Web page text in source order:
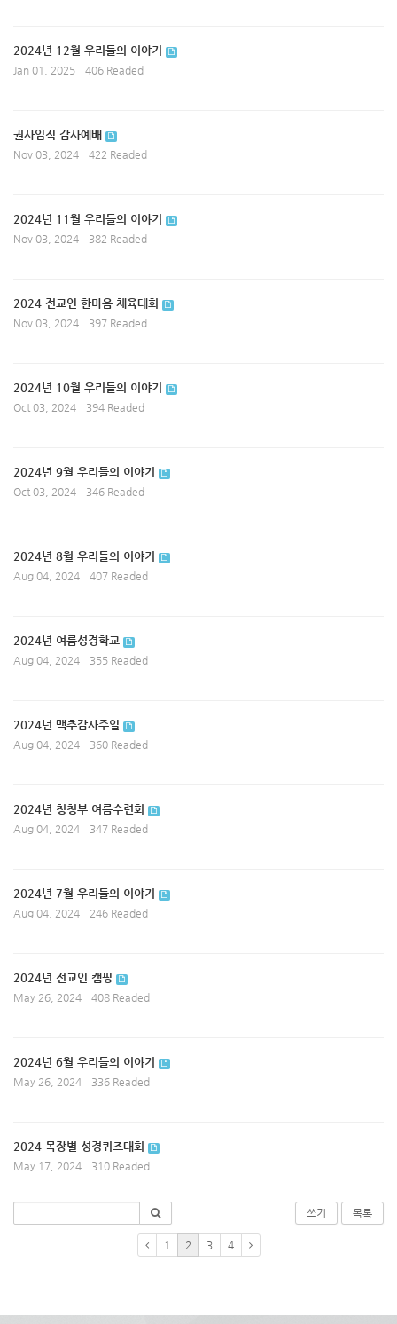
2024년 12월 우리들의 이야기
Jan 01, 2025 406 Readed
권사임직 감사예배
Nov 03, 2024 422 Readed
2024년 11월 우리들의 이야기
Nov 03, 2024 382 Readed
2024 전교인 한마음 체육대회
Nov 03, 2024 397 Readed
2024년 10월 우리들의 이야기
Oct 03, 2024 394 Readed
2024년 9월 우리들의 이야기
Oct 03, 2024 346 Readed
2024년 8월 우리들의 이야기
Aug 04, 2024 407 Readed
2024년 여름성경학교
Aug 04, 2024 355 Readed
2024년 맥추감사주일
Aug 04, 2024 360 Readed
2024년 청청부 여름수련회
Aug 04, 2024 347 Readed
2024년 7월 우리들의 이야기
Aug 04, 2024 246 Readed
2024년 전교인 캠핑
May 26, 2024 408 Readed
2024년 6월 우리들의 이야기
May 26, 2024 336 Readed
2024 목장별 성경퀴즈대회
May 17, 2024 310 Readed
쓰기 목록
1 2 3 4